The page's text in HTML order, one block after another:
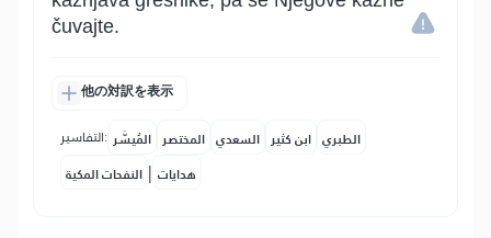
čuvajte.
他の対訳を表示
التفاسير: المُيسَّر المختصر السعدي ابن كثير الطبري
النفحات المكية | هدايات